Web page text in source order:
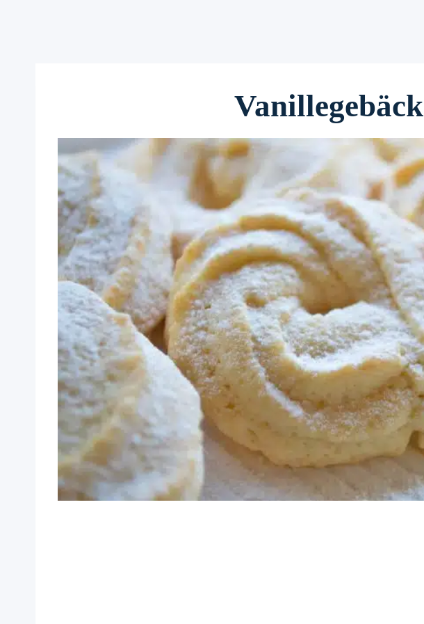
Vanillegebäck